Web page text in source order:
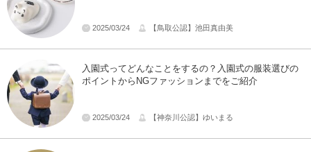
2025/03/24 【鳥取公認】池田真由美
入園式ってどんなことをするの？入園式の服装選びの
ポイントからNGファッションまでをご紹介
2025/03/24 【神奈川公認】ゆいまる